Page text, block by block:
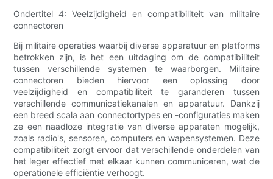
Ondertitel 4: Veelzijdigheid en compatibiliteit van militaire
connectoren
Bij militaire operaties waarbij diverse apparatuur en platforms
betrokken zijn, is het een uitdaging om de compatibiliteit
tussen verschillende systemen te waarborgen. Militaire
connectoren bieden hiervoor een oplossing door
veelzijdigheid en compatibiliteit te garanderen tussen
verschillende communicatiekanalen en apparatuur. Dankzij
een breed scala aan connectortypes en -configuraties maken
ze een naadloze integratie van diverse apparaten mogelijk,
zoals radio's, sensoren, computers en wapensystemen. Deze
compatibiliteit zorgt ervoor dat verschillende onderdelen van
het leger effectief met elkaar kunnen communiceren, wat de
operationele efficiëntie verhoogt.